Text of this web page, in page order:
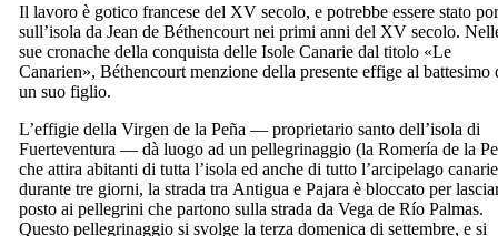
Il lavoro è gotico francese del XV secolo, e potrebbe essere stato
sull’isola da Jean de Béthencourt nei primi anni del XV secolo.
sue cronache della conquista delle Isole Canarie dal titolo «Le
Canarien», Béthencourt menzione della presente effige al battesimo
un suo figlio.
L’effigie della Virgen de la Peña — proprietario santo dell’isola di
Fuerteventura — dà luogo ad un pellegrinaggio (la Romería de la
che attira abitanti di tutta l’isola ed anche di tutto l’arcipelago
durante tre giorni, la strada tra Antigua e Pajara è bloccato per
posto ai pellegrini che partono sulla strada da Vega de Río Palmas.
Questo pellegrinaggio si svolge la terza domenica di settembre, e si